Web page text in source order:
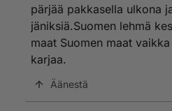
pärjää pakkasella ulkona
jäniksiä.Suomen lehmä
maat Suomen maat
karjaa.
Äänestä